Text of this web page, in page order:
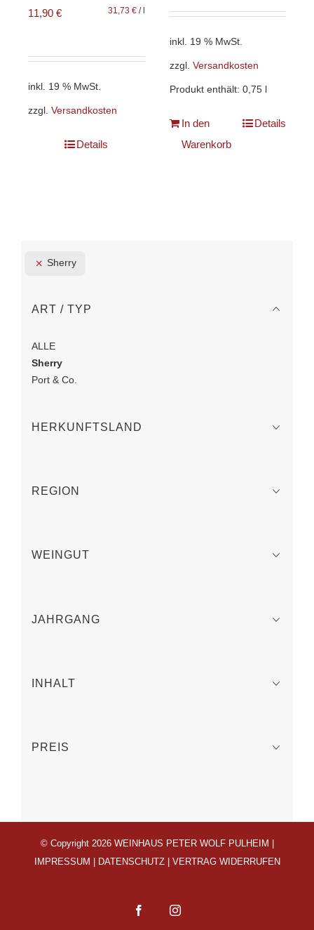
11,90 € 31,73 €/
inkl. 19 % MwSt.
zzgl. Versandkosten
Details
inkl. 19 % MwSt.
zzgl. Versandkosten
Produkt enthält: 0,75 l
In den
Warenkorb
Details
Sherry
ART / TYP
ALLE
Sherry
Port & Co.
HERKUNFTSLAND
REGION
WEINGUT
JAHRGANG
INHALT
PREIS
© Copyright 2026 WEINHAUS PETER WOLF PULHEIM |
IMPRESSUM | DATENSCHUTZ| VERTRAG WIDERRUFEN
FacebookInstagram